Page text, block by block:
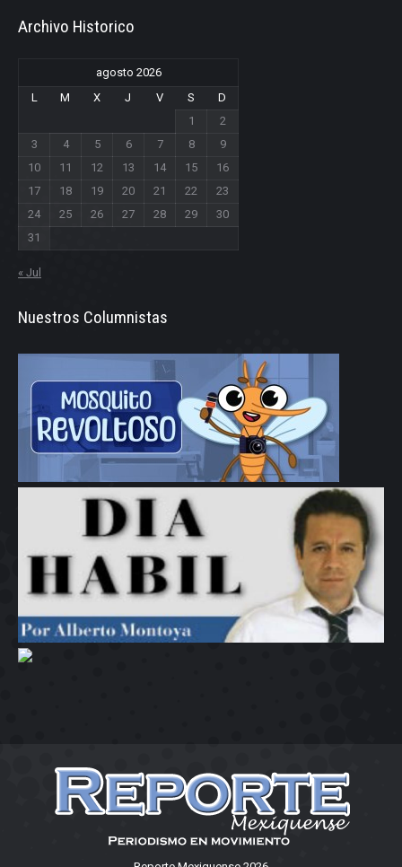
Archivo Historico
agosto 2026
L
M X J V S
D
1
2
3
4 5 6 7 8
9
10
11 12 13 14 15
16
17
18 19 20 21 22
23
24
25 26 27 28 29
30
31
« Jul
Nuestros Columnistas